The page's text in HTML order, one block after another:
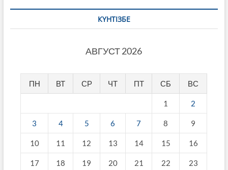
КҮНТІЗБЕ
АВГУСТ 2026
ПН ВТ СР ЧТ ПТ СБ ВС
1 2
3 4 5 6 7 8 9
10 11 12 13 14 15 16
17 18 19 20 21 22 23